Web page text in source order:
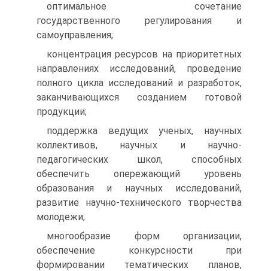
оптимальное сочетание
государственного регулирования и
самоуправления;
концентрация ресурсов на приоритетных
направлениях исследований, проведение
полного цикла исследований и разработок,
заканчивающихся созданием готовой
продукции;
поддержка ведущих ученых, научных
коллективов, научных и научно-
педагогических школ, способных
обеспечить опережающий уровень
образования и научных исследований,
развитие научно-технического творчества
молодежи;
многообразие форм организации,
обеспечение конкурсности при
формировании тематических планов,